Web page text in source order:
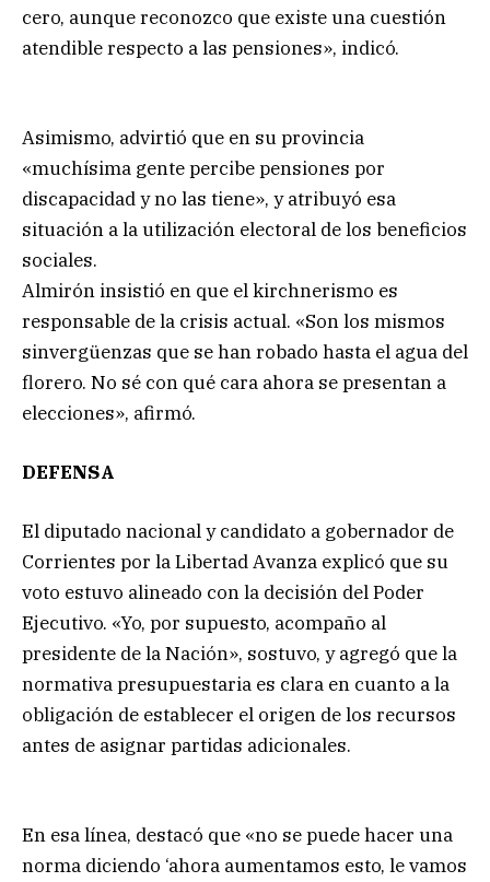
cero, aunque reconozco que existe una cuestión
atendible respecto a las pensiones», indicó.
Asimismo, advirtió que en su provincia
«muchísima gente percibe pensiones por
discapacidad y no las tiene», y atribuyó esa
situación a la utilización electoral de los beneficios
sociales.
Almirón insistió en que el kirchnerismo es
responsable de la crisis actual. «Son los mismos
sinvergüenzas que se han robado hasta el agua del
florero. No sé con qué cara ahora se presentan a
elecciones», afirmó.
DEFENSA
El diputado nacional y candidato a gobernador de
Corrientes por la Libertad Avanza explicó que su
voto estuvo alineado con la decisión del Poder
Ejecutivo. «Yo, por supuesto, acompaño al
presidente de la Nación», sostuvo, y agregó que la
normativa presupuestaria es clara en cuanto a la
obligación de establecer el origen de los recursos
antes de asignar partidas adicionales.
En esa línea, destacó que «no se puede hacer una
norma diciendo ‘ahora aumentamos esto, le vamos